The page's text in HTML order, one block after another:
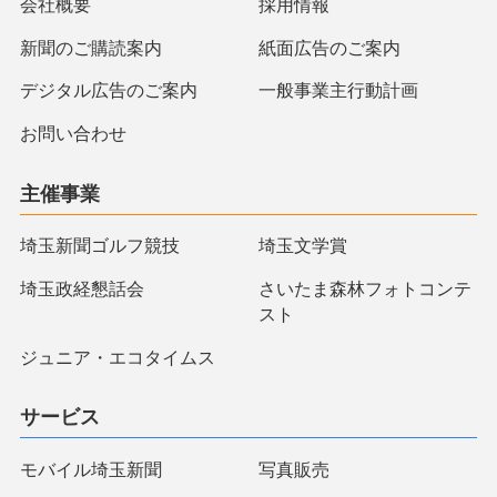
会社概要 採用情報
新聞のご購読案内 紙面広告のご案内
デジタル広告のご案内 一般事業主行動計画
お問い合わせ
主催事業
埼玉新聞ゴルフ競技 埼玉文学賞
埼玉政経懇話会
さいたま森林フォトコンテ
スト
ジュニア・エコタイムス
サービス
モバイル埼玉新聞 写真販売